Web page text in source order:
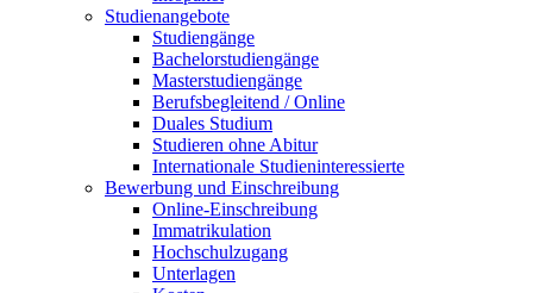
Studienangebote
Studiengänge
Bachelorstudiengänge
Masterstudiengänge
Berufsbegleitend / Online
Duales Studium
Studieren ohne Abitur
Internationale Studieninteressierte
Bewerbung und Einschreibung
Online-Einschreibung
Immatrikulation
Hochschulzugang
Unterlagen